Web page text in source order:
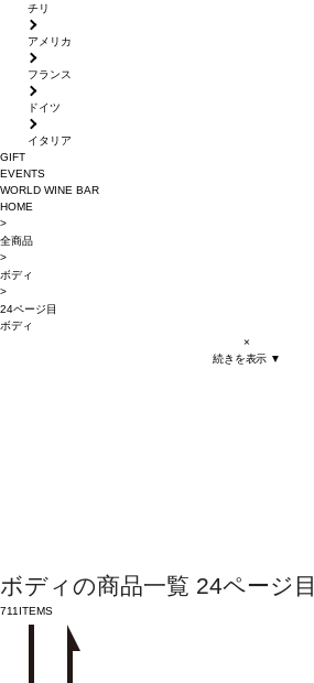
チリ
アメリカ
フランス
ドイツ
イタリア
GIFT
EVENTS
WORLD WINE BAR
HOME
>
全商品
>
ボディ
>
24ページ目
ボディ
×
続きを表示 ▼
ボディの商品一覧 24ページ目
711 ITEMS